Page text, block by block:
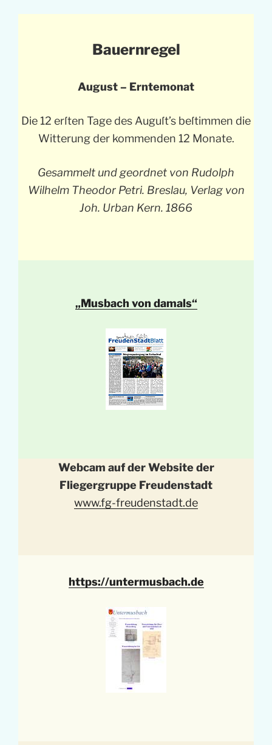
Bauernregel
August – Erntemonat
Die 12 erſten Tage des Auguſt’s beſtimmen die
Witterung der kommenden 12 Monate.
Gesammelt und geordnet von Rudolph
Wilhelm Theodor Petri. Breslau, Verlag von
Joh. Urban Kern. 1866
„Musbach von damals“
Webcam auf der Website der
Fliegergruppe Freudenstadt
www.fg-freudenstadt.de
https://untermusbach.de